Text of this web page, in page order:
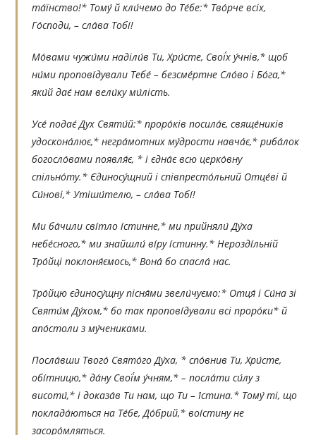
та́їнство!* Тому́ й кли́чемо до Те́бе:* Тво́рче всіх,
Го́споди, – сла́ва Тобі́!
Мо́вами чужи́ми наділи́в Ти, Хри́сте, Свої́х у́чнів,* щоб
ни́ми пропові́дували Тебе́ – безсме́ртне Сло́во і Бо́га,*
яки́й дає́ нам вели́ку ми́лість.
Усе́ подає́ Дух Святи́й:* проро́ків посила́є, свяще́ників
удоскона́лює,* негра́мотних му́дрости навча́є,* риба́лок
богосло́вами появля́є, * і єдна́є всю церко́вну
спільно́ту.* Єдиносу́щний і співпресто́льний Отце́ві й
Си́нові,* Утіши́телю, – сла́ва Тобі́!
Ми ба́чили сві́тло і́стинне,* ми прийняли́ Ду́ха
небе́сного,* ми знайшли́ ві́ру і́стинну.* Нерозді́льній
Тро́йці поклоня́ємось,* Вона́ бо спасла́ нас.
Тро́йцю єдиносу́щну пісня́ми звели́чуємо:* Отця́ і Си́на зі
Святи́м Ду́хом,* бо так пропові́дували всі проро́ки* й
апо́столи з му́чениками.
Посла́вши Твого́ Свято́го Ду́ха, * спо́внив Ти, Хри́сте,
обі́тницю,* да́ну Свої́м у́чням,* – посла́ти си́лу з
висоти́,* і доказа́в Ти нам, що Ти – І́стина.* Тому́ ті, що
поклада́ються на Те́бе, До́брий,* воі́стину не
засоро́мляться.